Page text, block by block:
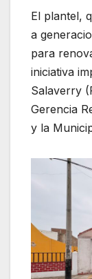
El plantel,
a
para
iniciativa
Salaverry
Gerencia
y la